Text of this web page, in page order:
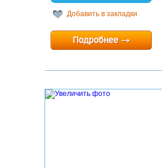
Добавить в закладки
Минимальный срок:1 суток
Расчетный час:любой